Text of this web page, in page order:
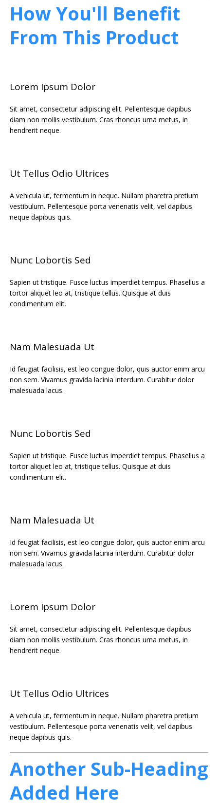
How You'll Benefit
From This Product
Lorem Ipsum Dolor
Sit amet, consectetur adipiscing elit. Pellentesque dapibus
diam non mollis vestibulum. Cras rhoncus urna metus, in
hendrerit neque.
Ut Tellus Odio Ultrices
A vehicula ut, fermentum in neque. Nullam pharetra pretium
vestibulum. Pellentesque porta venenatis velit, vel dapibus
neque dapibus quis.
Nunc Lobortis Sed
Sapien ut tristique. Fusce luctus imperdiet tempus. Phasellus a
tortor aliquet leo at, tristique tellus. Quisque at duis
condimentum elit.
Nam Malesuada Ut
Id feugiat facilisis, est leo congue dolor, quis auctor enim arcu
non sem. Vivamus gravida lacinia interdum. Curabitur dolor
malesuada lacus.
Nunc Lobortis Sed
Sapien ut tristique. Fusce luctus imperdiet tempus. Phasellus a
tortor aliquet leo at, tristique tellus. Quisque at duis
condimentum elit.
Nam Malesuada Ut
Id feugiat facilisis, est leo congue dolor, quis auctor enim arcu
non sem. Vivamus gravida lacinia interdum. Curabitur dolor
malesuada lacus.
Lorem Ipsum Dolor
Sit amet, consectetur adipiscing elit. Pellentesque dapibus
diam non mollis vestibulum. Cras rhoncus urna metus, in
hendrerit neque.
Ut Tellus Odio Ultrices
A vehicula ut, fermentum in neque. Nullam pharetra pretium
vestibulum. Pellentesque porta venenatis velit, vel dapibus
neque dapibus quis.
Another Sub-Heading
Added Here